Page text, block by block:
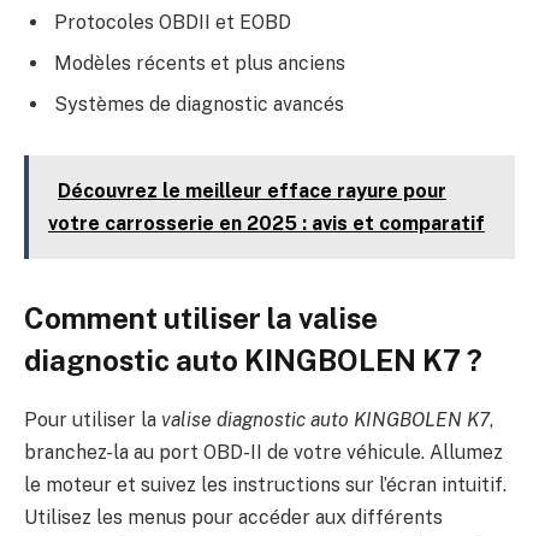
Protocoles OBDII et EOBD
Modèles récents et plus anciens
Systèmes de diagnostic avancés
Découvrez le meilleur efface rayure pour
votre carrosserie en 2025 : avis et comparatif
Comment utiliser la valise
diagnostic auto KINGBOLEN K7 ?
Pour utiliser la valise diagnostic auto KINGBOLEN K7,
branchez-la au port OBD-II de votre véhicule. Allumez
le moteur et suivez les instructions sur l’écran intuitif.
Utilisez les menus pour accéder aux différents